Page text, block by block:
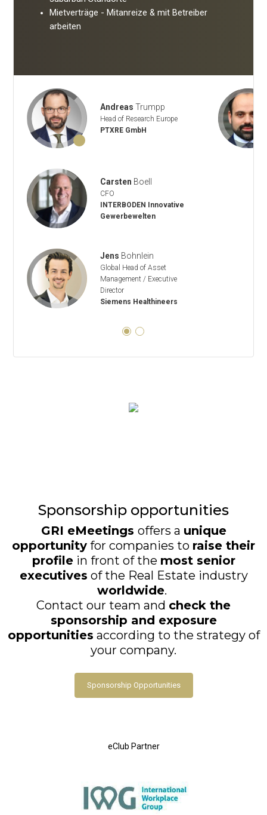
Mietverträge - Mitanreize & mit Betreiber
arbeiten
Andreas Trumpp
Head of Research Europe
PTXRE GmbH
Carsten Boell
CFO
INTERBODEN Innovative
Gewerbewelten
Jens Bohnlein
Global Head of Asset
Management / Executive
Director
Siemens Healthineers
Sponsorship opportunities
GRI eMeetings offers a unique
opportunity for companies to raise their
profilein front of the most senior
executives of the Real Estate industry
worldwide.
Contact our team and check the
sponsorship and exposure
opportunities according to the strategy of
your company.
Sponsorship Opportunities
eClub Partner